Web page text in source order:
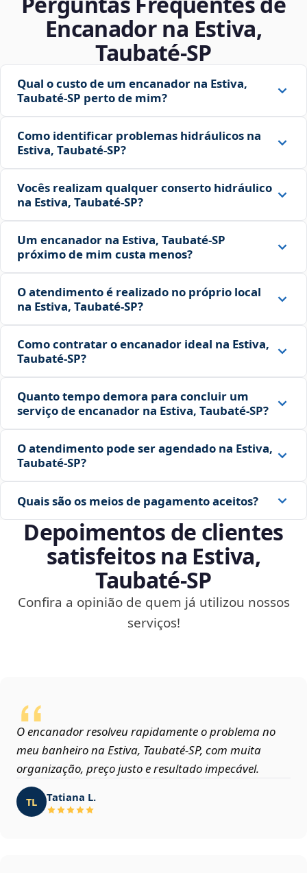
Encanador na Estiva,
Taubaté‑SP
Qual o custo de um encanador na Estiva,
Taubaté‑SP perto de mim?
Como identificar problemas hidráulicos na
Estiva, Taubaté‑SP?
Vocês realizam qualquer conserto hidráulico
na Estiva, Taubaté‑SP?
Um encanador na Estiva, Taubaté‑SP
próximo de mim custa menos?
O atendimento é realizado no próprio local
na Estiva, Taubaté‑SP?
Como contratar o encanador ideal na Estiva,
Taubaté‑SP?
Quanto tempo demora para concluir um
serviço de encanador na Estiva, Taubaté‑SP?
O atendimento pode ser agendado na Estiva,
Taubaté‑SP?
Quais são os meios de pagamento aceitos?
Depoimentos de clientes
satisfeitos na Estiva,
Taubaté‑SP
Confira a opinião de quem já utilizou nossos
serviços!
O encanador resolveu rapidamente o problema no
meu banheiro na Estiva, Taubaté‑SP, com muita
organização, preço justo e resultado impecável.
TL Tatiana L.